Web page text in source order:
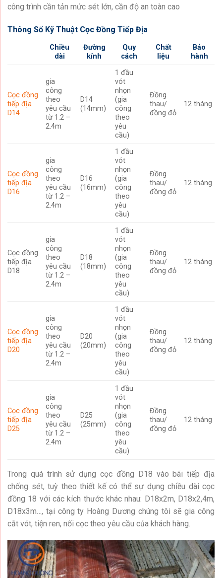
công trình cần tản mức sét lớn, cần độ an toàn cao
Thông Số Kỹ Thuật Cọc Đồng Tiếp Địa
Chiều
dài
Đường
kính
Quy
cách
Chất
liệu
Bảo
hành
Cọc đồng
tiếp địa
D14
gia
công
theo
yêu cầu
từ 1.2 –
2.4m
D14
(14mm)
1 đầu
vót
nhọn
(gia
công
theo
yêu
cầu)
Đồng
thau/
đồng đỏ
12 tháng
Cọc đồng
tiếp địa
D16
gia
công
theo
yêu cầu
từ 1.2 –
2.4m
D16
(16mm)
1 đầu
vót
nhọn
(gia
công
theo
yêu
cầu)
Đồng
thau/
đồng đỏ
12 tháng
Cọc đồng
tiếp địa
D18
gia
công
theo
yêu cầu
từ 1.2 –
2.4m
D18
(18mm)
1 đầu
vót
nhọn
(gia
công
theo
yêu
cầu)
Đồng
thau/
đồng đỏ
12 tháng
Cọc đồng
tiếp địa
D20
gia
công
theo
yêu cầu
từ 1.2 –
2.4m
D20
(20mm)
1 đầu
vót
nhọn
(gia
công
theo
yêu
cầu)
Đồng
thau/
đồng đỏ
12 tháng
Cọc đồng
tiếp địa
D25
gia
công
theo
yêu cầu
từ 1.2 –
2.4m
D25
(25mm)
1 đầu
vót
nhọn
(gia
công
theo
yêu
cầu)
Đồng
thau/
đồng đỏ
12 tháng
Trong quá trình sử dụng cọc đồng D18 vào bãi tiếp địa
chống sét, tuỳ theo thiết kế có thể sự dụng chiều dài cọc
đồng 18 với các kích thước khác nhau: D18x2m, D18x2,4m,
D18x3m…, tại công ty Hoàng Dương chúng tôi sẽ gia công
cắt vót, tiện ren, nối cọc theo yêu cầu của khách hàng.